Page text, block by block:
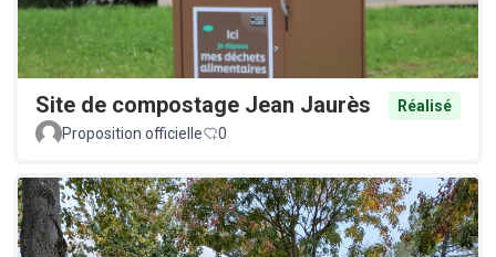
Site de compostage Jean Jaurès
Réalisé
Proposition officielle
0